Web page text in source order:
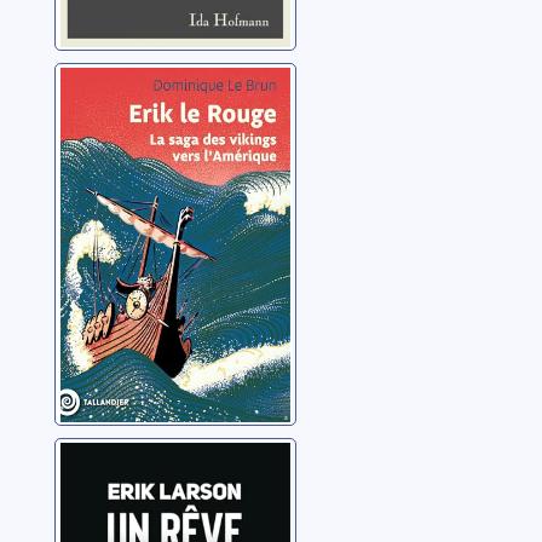
Erik le rouge: la
saga des vikings
vers l'Amérique
Le Brun, Dominique
Larson, Erik